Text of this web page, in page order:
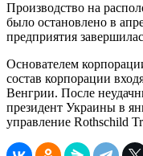
Производство на
было остановлено в
предприятия
Основателем
состав корпорации
Венгрии. После
президент Украины в
управление Rothschild